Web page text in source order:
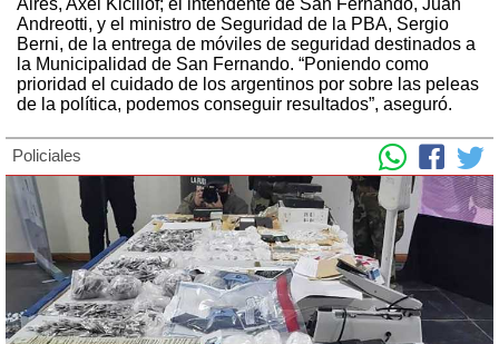
Andreotti, y el ministro de Seguridad de la PBA, Sergio
Berni, de la entrega de móviles de seguridad destinados a
la Municipalidad de San Fernando. “Poniendo como
prioridad el cuidado de los argentinos por sobre las peleas
de la política, podemos conseguir resultados”, aseguró.
Policiales